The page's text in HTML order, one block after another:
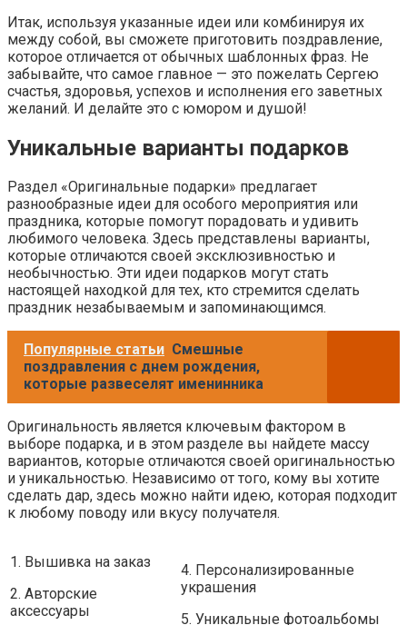
Итак, используя указанные идеи или комбинируя их
между собой, вы сможете приготовить поздравление,
которое отличается от обычных шаблонных фраз. Не
забывайте, что самое главное — это пожелать Сергею
счастья, здоровья, успехов и исполнения его заветных
желаний. И делайте это с юмором и душой!
Уникальные варианты подарков
Раздел «Оригинальные подарки» предлагает
разнообразные идеи для особого мероприятия или
праздника, которые помогут порадовать и удивить
любимого человека. Здесь представлены варианты,
которые отличаются своей эксклюзивностью и
необычностью. Эти идеи подарков могут стать
настоящей находкой для тех, кто стремится сделать
праздник незабываемым и запоминающимся.
Популярные статьи Смешные
поздравления с днем рождения,
которые развеселят именинника
Оригинальность является ключевым фактором в
выборе подарка, и в этом разделе вы найдете массу
вариантов, которые отличаются своей оригинальностью
и уникальностью. Независимо от того, кому вы хотите
сделать дар, здесь можно найти идею, которая подходит
к любому поводу или вкусу получателя.
1. Вышивка на заказ
2. Авторские
аксессуары
4. Персонализированные
украшения
5. Уникальные фотоальбомы